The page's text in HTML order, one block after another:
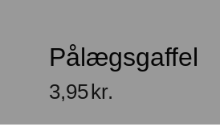
Pålægsgaffel
3,95kr.